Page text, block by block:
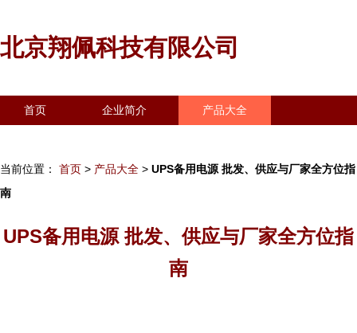
北京翔佩科技有限公司
首页 企业简介 产品大全
当前位置： 首页 > 产品大全 > UPS备用电源 批发、供应与厂家全方位指
南
UPS备用电源 批发、供应与厂家全方位指
南